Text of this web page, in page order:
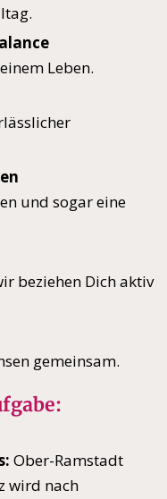
Leben.
und sogar eine
beziehen Dich aktiv
gemeinsam.
Ober-Ramstadt
wird nach